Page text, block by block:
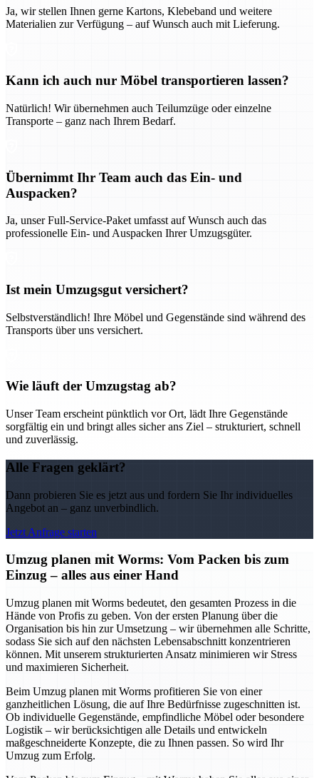
Ja, wir stellen Ihnen gerne Kartons, Klebeband und weitere
Materialien zur Verfügung – auf Wunsch auch mit Lieferung.
Kann ich auch nur Möbel transportieren lassen?
Natürlich! Wir übernehmen auch Teilumzüge oder einzelne
Transporte – ganz nach Ihrem Bedarf.
Übernimmt Ihr Team auch das Ein- und
Auspacken?
Ja, unser Full-Service-Paket umfasst auf Wunsch auch das
professionelle Ein- und Auspacken Ihrer Umzugsgüter.
Ist mein Umzugsgut versichert?
Selbstverständlich! Ihre Möbel und Gegenstände sind während des
Transports über uns versichert.
Wie läuft der Umzugstag ab?
Unser Team erscheint pünktlich vor Ort, lädt Ihre Gegenstände
sorgfältig ein und bringt alles sicher ans Ziel – strukturiert, schnell
und zuverlässig.
Alle Fragen geklärt?
Dann probieren Sie es jetzt aus und fordern Sie Ihr individuelles
Angebot an – ganz unverbindlich.
Jetzt Anfrage starten
Umzug planen mit Worms: Vom Packen bis zum
Einzug – alles aus einer Hand
Umzug planen mit Worms bedeutet, den gesamten Prozess in die
Hände von Profis zu geben. Von der ersten Planung über die
Organisation bis hin zur Umsetzung – wir übernehmen alle Schritte,
sodass Sie sich auf den nächsten Lebensabschnitt konzentrieren
können. Mit unserem strukturierten Ansatz minimieren wir Stress
und maximieren Sicherheit.
Beim Umzug planen mit Worms profitieren Sie von einer
ganzheitlichen Lösung, die auf Ihre Bedürfnisse zugeschnitten ist.
Ob individuelle Gegenstände, empfindliche Möbel oder besondere
Logistik – wir berücksichtigen alle Details und entwickeln
maßgeschneiderte Konzepte, die zu Ihnen passen. So wird Ihr
Umzug zum Erfolg.